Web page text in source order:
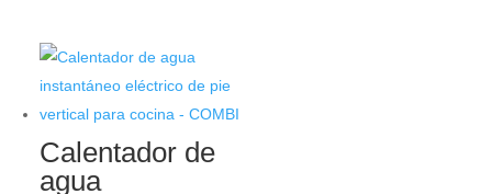
Calentador de
agua